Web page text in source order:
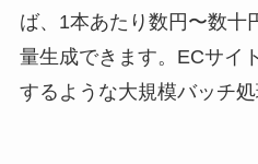
ば、1本あたり数円〜数十
量生成できます。ECサイ
するような大規模バッチ処